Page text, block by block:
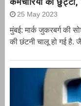
25 May 2023
मुंबई: मार्क जुकरबर्ग की
की छंटनी चालू हो गई है.